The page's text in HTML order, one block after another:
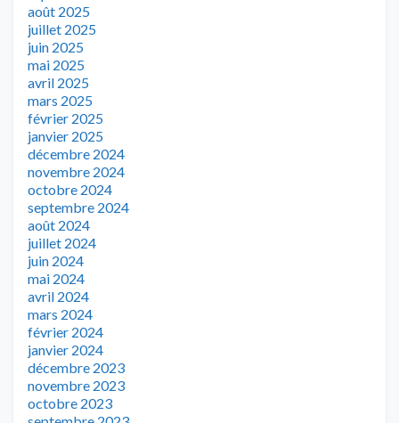
août 2025
juillet 2025
juin 2025
mai 2025
avril 2025
mars 2025
février 2025
janvier 2025
décembre 2024
novembre 2024
octobre 2024
septembre 2024
août 2024
juillet 2024
juin 2024
mai 2024
avril 2024
mars 2024
février 2024
janvier 2024
décembre 2023
novembre 2023
octobre 2023